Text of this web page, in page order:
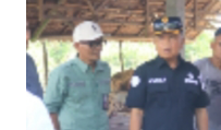
F-PETIR Desak Pemkab
Timah Rakyat: Jangan
Tambang Timah